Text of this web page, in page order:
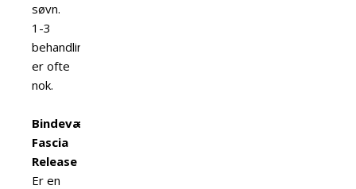
søvn.
1-3
behandlinger
er ofte
nok.
Bindevævsteknik/
Fascia
Release
Er en